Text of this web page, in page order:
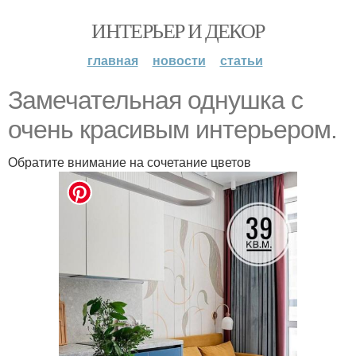
ИНТЕРЬЕР И ДЕКОР
главная новости статьи
Замечательная однушка с
очень красивым интерьером.
Обратите внимание на сочетание цветов